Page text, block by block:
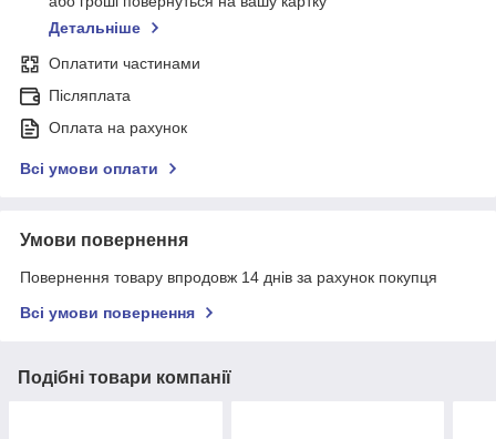
Детальніше
Оплатити частинами
Післяплата
Оплата на рахунок
Всі умови оплати
Умови повернення
Повернення товару впродовж 14 днів за рахунок покупця
Всі умови повернення
Подібні товари компанії